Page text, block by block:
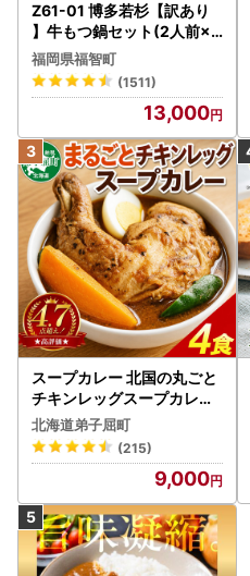
Z61-01 博多若杉【訳あり
】牛もつ鍋セット(2人前×5
) 10人前 もつ鍋
福岡県福智町
(1511)
13,000
スープカレー 北国の丸ごと
チキンレッグスープカレー
4個 3739
北海道弟子屈町
(215)
9,000